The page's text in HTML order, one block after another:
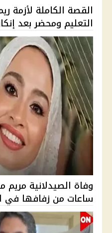
التعليم ومحضر بعد
وفاة الصيدلانية مريم
ساعات من زفافها في